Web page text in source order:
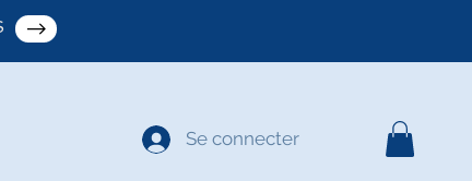
Se connecter